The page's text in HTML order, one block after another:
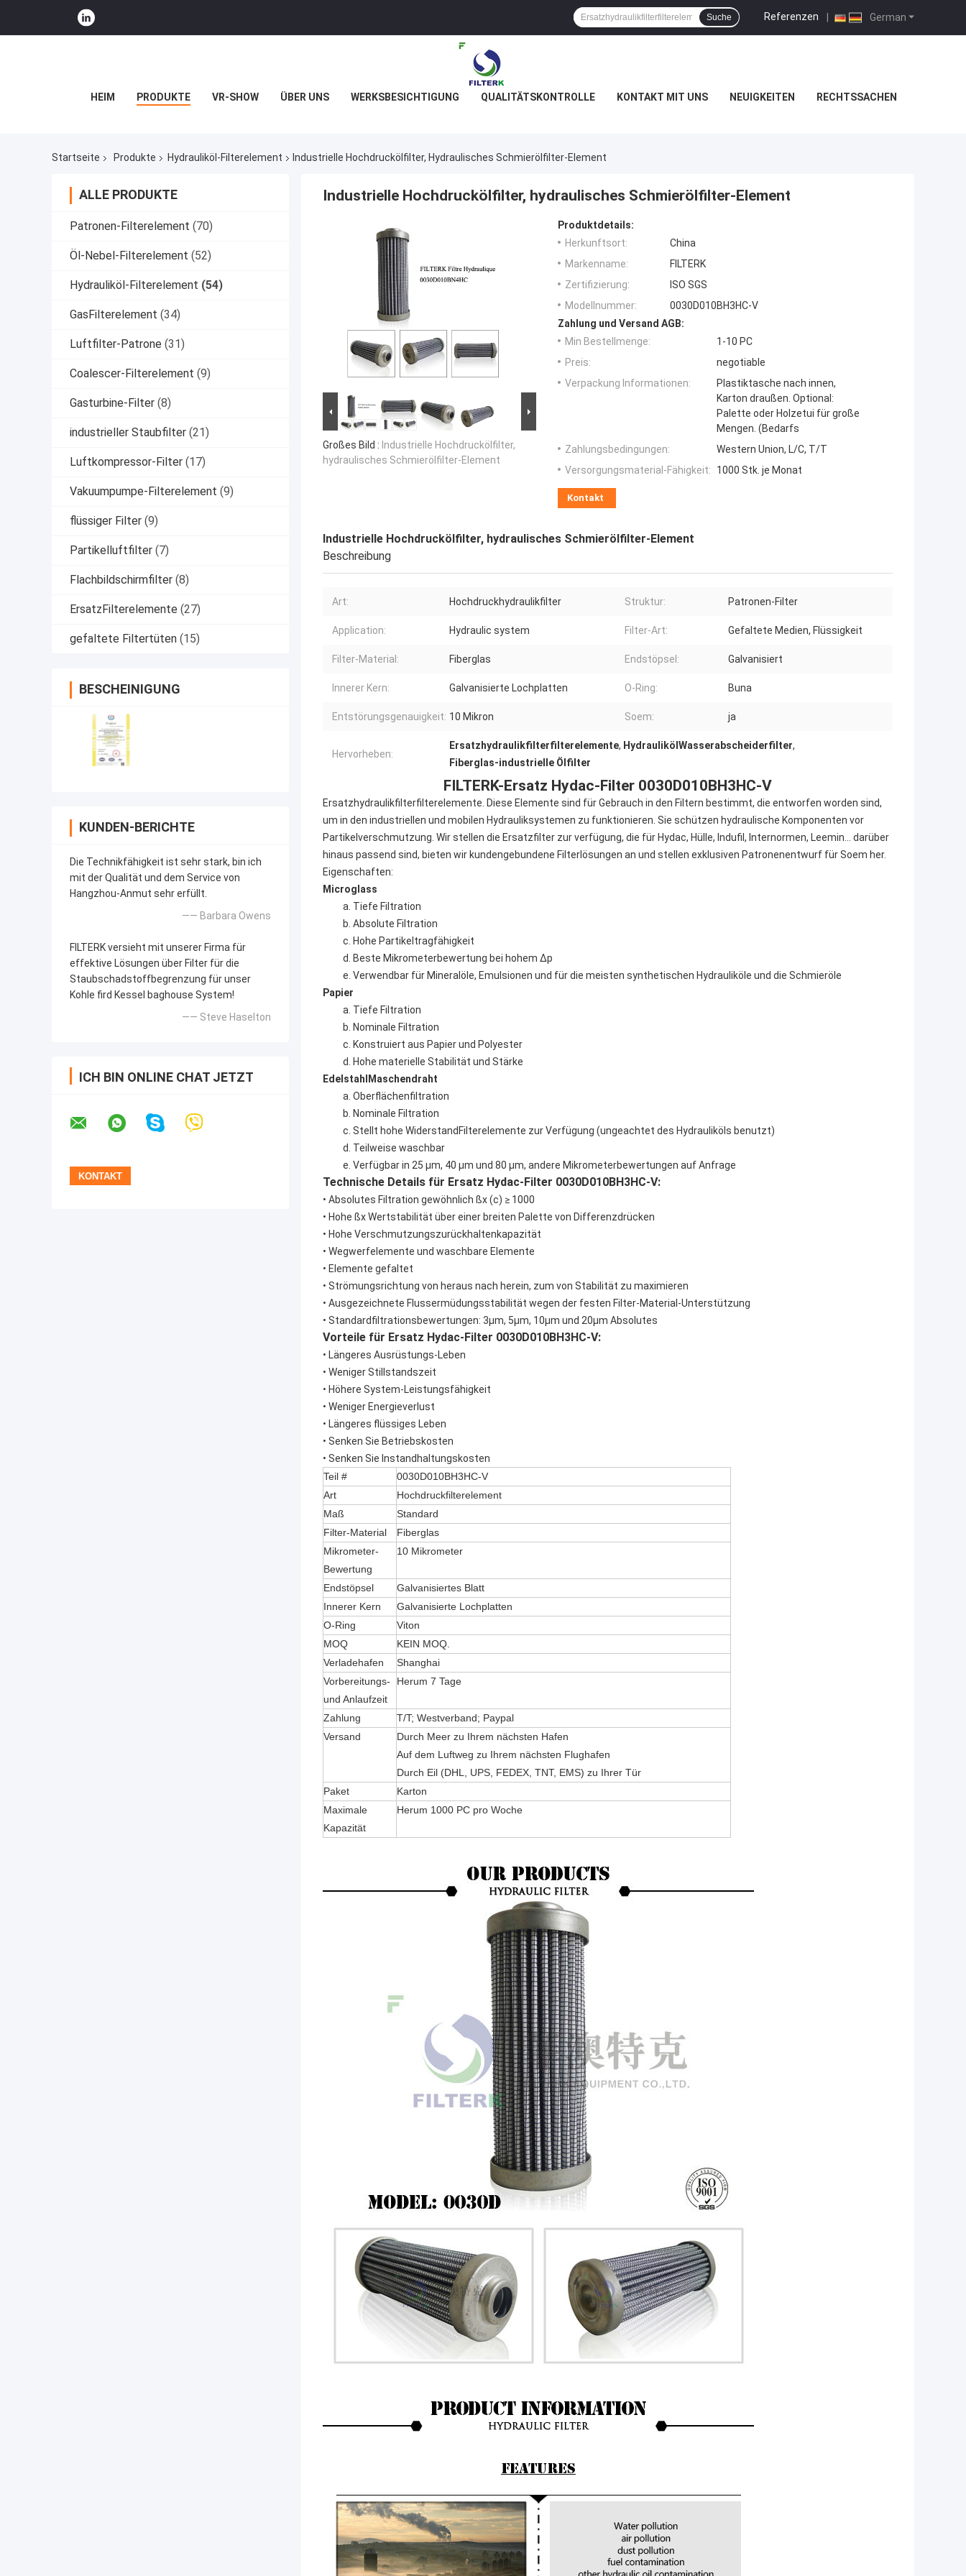
German
Referenzen |
Suche
HEIM PRODUKTE VR-SHOW ÜBER UNS WERKSBESICHTIGUNG QUALITÄTSKONTROLLE KONTAKT MIT UNS NEUIGKEITEN RECHTSSACHEN
Startseite Produkte Hydrauliköl-Filterelement Industrielle Hochdruckölfilter, Hydraulisches Schmierölfilter-Element
ALLE PRODUKTE
Patronen-Filterelement (70)
Öl-Nebel-Filterelement (52)
Hydrauliköl-Filterelement (54)
GasFilterelement (34)
Luftfilter-Patrone (31)
Coalescer-Filterelement (9)
Gasturbine-Filter (8)
industrieller Staubfilter (21)
Luftkompressor-Filter (17)
Vakuumpumpe-Filterelement (9)
flüssiger Filter (9)
Partikelluftfilter (7)
Flachbildschirmfilter (8)
ErsatzFilterelemente (27)
gefaltete Filtertüten (15)
BESCHEINIGUNG
KUNDEN-BERICHTE
Die Technikfähigkeit ist sehr stark, bin ich
mit der Qualität und dem Service von
Hangzhou-Anmut sehr erfüllt.
—— Barbara Owens
FILTERK versieht mit unserer Firma für
effektive Lösungen über Filter für die
Staubschadstoffbegrenzung für unser
Kohle fird Kessel baghouse System!
—— Steve Haselton
ICH BIN ONLINE CHAT JETZT
Industrielle Hochdruckölfilter, hydraulisches Schmierölfilter-Element
Großes Bild : Industrielle Hochdruckölfilter,
hydraulisches Schmierölfilter-Element
Produktdetails:
Herkunftsort:
China
Markenname:
FILTERK
Zertifizierung:
ISO SGS
Modellnummer:
0030D010BH3HC-V
Zahlung und Versand AGB:
Min Bestellmenge:
1-10 PC
Preis:
negotiable
Verpackung Informationen:
Plastiktasche nach innen,
Karton draußen. Optional:
Palette oder Holzetui für große
Mengen. (Bedarfs
Zahlungsbedingungen:
Western Union, L/C, T/T
Versorgungsmaterial-Fähigkeit:
1000 Stk. je Monat
Kontakt
Industrielle Hochdruckölfilter, hydraulisches Schmierölfilter-Element
Beschreibung
Art: Hochdruckhydraulikfilter Struktur: Patronen-Filter
Application: Hydraulic system Filter-Art: Gefaltete Medien, Flüssigkeit
Filter-Material: Fiberglas Endstöpsel: Galvanisiert
Innerer Kern: Galvanisierte Lochplatten O-Ring: Buna
Entstörungsgenauigkeit: 10 Mikron Soem: ja
Hervorheben:
Ersatzhydraulikfilterfilterelemente, HydraulikölWasserabscheiderfilter,
Fiberglas-industrielle Ölfilter
FILTERK-Ersatz Hydac-Filter 0030D010BH3HC-V
Ersatzhydraulikfilterfilterelemente. Diese Elemente sind für Gebrauch in den Filtern bestimmt, die entworfen worden sind,
um in den industriellen und mobilen Hydrauliksystemen zu funktionieren. Sie schützen hydraulische Komponenten vor
Partikelverschmutzung. Wir stellen die Ersatzfilter zur verfügung, die für Hydac, Hülle, Indufil, Internormen, Leemin… darüber
hinaus passend sind, bieten wir kundengebundene Filterlösungen an und stellen exklusiven Patronenentwurf für Soem her.
Eigenschaften:
Microglass
a. Tiefe Filtration
b. Absolute Filtration
c. Hohe Partikeltragfähigkeit
d. Beste Mikrometerbewertung bei hohem Δp
e. Verwendbar für Mineralöle, Emulsionen und für die meisten synthetischen Hydrauliköle und die Schmieröle
Papier
a. Tiefe Filtration
b. Nominale Filtration
c. Konstruiert aus Papier und Polyester
d. Hohe materielle Stabilität und Stärke
EdelstahlMaschendraht
a. Oberflächenfiltration
b. Nominale Filtration
c. Stellt hohe WiderstandFilterelemente zur Verfügung (ungeachtet des Hydrauliköls benutzt)
d. Teilweise waschbar
e. Verfügbar in 25 μm, 40 μm und 80 μm, andere Mikrometerbewertungen auf Anfrage
Technische Details für Ersatz Hydac-Filter 0030D010BH3HC-V:
• Absolutes Filtration gewöhnlich ßx (c) ≥ 1000
• Hohe ßx Wertstabilität über einer breiten Palette von Differenzdrücken
• Hohe Verschmutzungszurückhaltenkapazität
• Wegwerfelemente und waschbare Elemente
• Elemente gefaltet
• Strömungsrichtung von heraus nach herein, zum von Stabilität zu maximieren
• Ausgezeichnete Flussermüdungsstabilität wegen der festen Filter-Material-Unterstützung
• Standardfiltrationsbewertungen: 3μm, 5μm, 10μm und 20μm Absolutes
Vorteile für Ersatz Hydac-Filter 0030D010BH3HC-V:
• Längeres Ausrüstungs-Leben
• Weniger Stillstandszeit
• Höhere System-Leistungsfähigkeit
• Weniger Energieverlust
• Längeres flüssiges Leben
• Senken Sie Betriebskosten
• Senken Sie Instandhaltungskosten
Teil #
0030D010BH3HC-V
Art
Hochdruckfilterelement
Maß
Standard
Filter-Material
Fiberglas
Mikrometer-
Bewertung
10 Mikrometer
Endstöpsel
Galvanisiertes Blatt
Innerer Kern
Galvanisierte Lochplatten
O-Ring
Viton
MOQ
KEIN MOQ.
Verladehafen
Shanghai
Vorbereitungs-
und Anlaufzeit
Herum 7 Tage
Zahlung
T/T; Westverband; Paypal
Versand
Durch Meer zu Ihrem nächsten Hafen
Auf dem Luftweg zu Ihrem nächsten Flughafen
Durch Eil (DHL, UPS, FEDEX, TNT, EMS) zu Ihrer Tür
Paket
Karton
Maximale
Kapazität
Herum 1000 PC pro Woche